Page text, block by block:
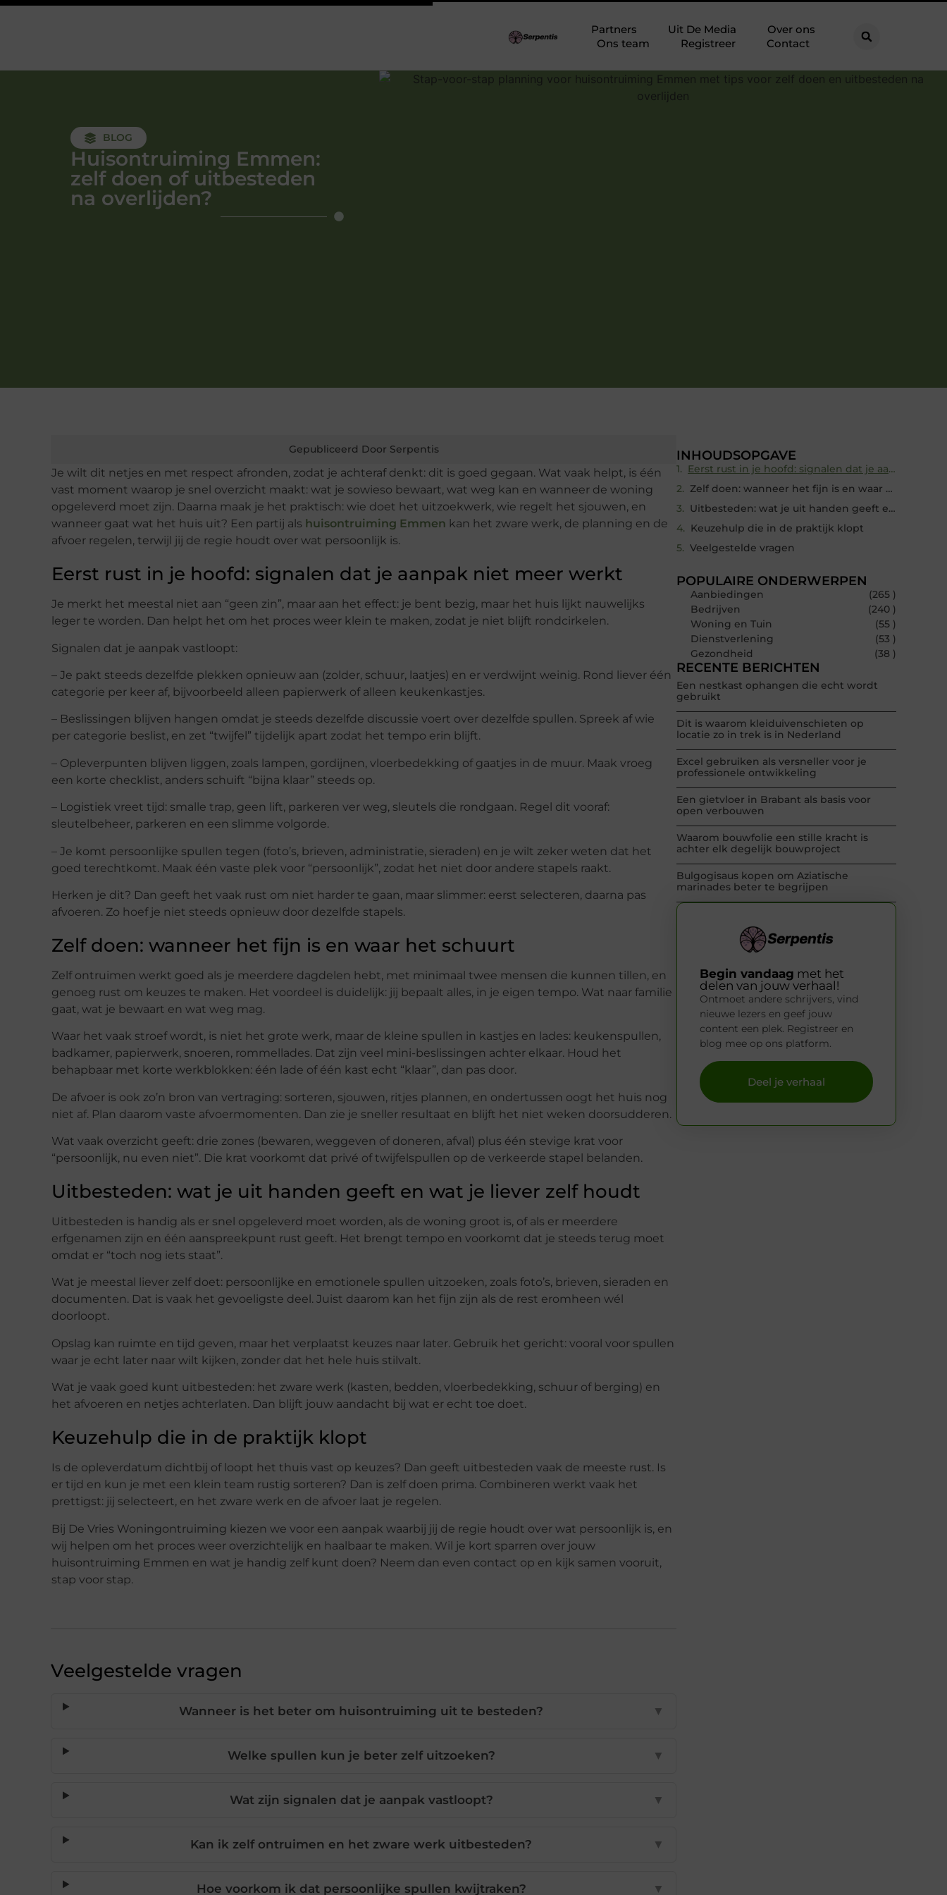
Partners Uit De Media
Over ons
Ons team
Registreer Contact
BLOG
Huisontruiming Emmen:
zelf doen of uitbesteden
na overlijden?
Gepubliceerd Door Serpentis
Je wilt dit netjes en met respect afronden, zodat je achteraf denkt: dit is goed gegaan. Wat vaak helpt, is één
vast moment waarop je snel overzicht maakt: wat je sowieso bewaart, wat weg kan en wanneer de woning
opgeleverd moet zijn. Daarna maak je het praktisch: wie doet het uitzoekwerk, wie regelt het sjouwen, en
wanneer gaat wat het huis uit? Een partij als huisontruiming Emmen kan het zware werk, de planning en de
afvoer regelen, terwijl jij de regie houdt over wat persoonlijk is.
Eerst rust in je hoofd: signalen dat je aanpak niet meer werkt
Je merkt het meestal niet aan “geen zin”, maar aan het effect: je bent bezig, maar het huis lijkt nauwelijks
leger te worden. Dan helpt het om het proces weer klein te maken, zodat je niet blijft rondcirkelen.
Signalen dat je aanpak vastloopt:
– Je pakt steeds dezelfde plekken opnieuw aan (zolder, schuur, laatjes) en er verdwijnt weinig. Rond liever één
categorie per keer af, bijvoorbeeld alleen papierwerk of alleen keukenkastjes.
– Beslissingen blijven hangen omdat je steeds dezelfde discussie voert over dezelfde spullen. Spreek af wie
per categorie beslist, en zet “twijfel” tijdelijk apart zodat het tempo erin blijft.
– Opleverpunten blijven liggen, zoals lampen, gordijnen, vloerbedekking of gaatjes in de muur. Maak vroeg
een korte checklist, anders schuift “bijna klaar” steeds op.
– Logistiek vreet tijd: smalle trap, geen lift, parkeren ver weg, sleutels die rondgaan. Regel dit vooraf:
sleutelbeheer, parkeren en een slimme volgorde.
– Je komt persoonlijke spullen tegen (foto’s, brieven, administratie, sieraden) en je wilt zeker weten dat het
goed terechtkomt. Maak één vaste plek voor “persoonlijk”, zodat het niet door andere stapels raakt.
Herken je dit? Dan geeft het vaak rust om niet harder te gaan, maar slimmer: eerst selecteren, daarna pas
afvoeren. Zo hoef je niet steeds opnieuw door dezelfde stapels.
Zelf doen: wanneer het fijn is en waar het schuurt
Zelf ontruimen werkt goed als je meerdere dagdelen hebt, met minimaal twee mensen die kunnen tillen, en
genoeg rust om keuzes te maken. Het voordeel is duidelijk: jij bepaalt alles, in je eigen tempo. Wat naar familie
gaat, wat je bewaart en wat weg mag.
Waar het vaak stroef wordt, is niet het grote werk, maar de kleine spullen in kastjes en lades: keukenspullen,
badkamer, papierwerk, snoeren, rommellades. Dat zijn veel mini-beslissingen achter elkaar. Houd het
behapbaar met korte werkblokken: één lade of één kast echt “klaar”, dan pas door.
De afvoer is ook zo’n bron van vertraging: sorteren, sjouwen, ritjes plannen, en ondertussen oogt het huis nog
niet af. Plan daarom vaste afvoermomenten. Dan zie je sneller resultaat en blijft het niet weken doorsudderen.
Wat vaak overzicht geeft: drie zones (bewaren, weggeven of doneren, afval) plus één stevige krat voor
“persoonlijk, nu even niet”. Die krat voorkomt dat privé of twijfelspullen op de verkeerde stapel belanden.
Uitbesteden: wat je uit handen geeft en wat je liever zelf houdt
Uitbesteden is handig als er snel opgeleverd moet worden, als de woning groot is, of als er meerdere
erfgenamen zijn en één aanspreekpunt rust geeft. Het brengt tempo en voorkomt dat je steeds terug moet
omdat er “toch nog iets staat”.
Wat je meestal liever zelf doet: persoonlijke en emotionele spullen uitzoeken, zoals foto’s, brieven, sieraden en
documenten. Dat is vaak het gevoeligste deel. Juist daarom kan het fijn zijn als de rest eromheen wél
doorloopt.
Opslag kan ruimte en tijd geven, maar het verplaatst keuzes naar later. Gebruik het gericht: vooral voor spullen
waar je echt later naar wilt kijken, zonder dat het hele huis stilvalt.
Wat je vaak goed kunt uitbesteden: het zware werk (kasten, bedden, vloerbedekking, schuur of berging) en
het afvoeren en netjes achterlaten. Dan blijft jouw aandacht bij wat er echt toe doet.
Keuzehulp die in de praktijk klopt
Is de opleverdatum dichtbij of loopt het thuis vast op keuzes? Dan geeft uitbesteden vaak de meeste rust. Is
er tijd en kun je met een klein team rustig sorteren? Dan is zelf doen prima. Combineren werkt vaak het
prettigst: jij selecteert, en het zware werk en de afvoer laat je regelen.
Bij De Vries Woningontruiming kiezen we voor een aanpak waarbij jij de regie houdt over wat persoonlijk is, en
wij helpen om het proces weer overzichtelijk en haalbaar te maken. Wil je kort sparren over jouw
huisontruiming Emmen en wat je handig zelf kunt doen? Neem dan even contact op en kijk samen vooruit,
stap voor stap.
Veelgestelde vragen
Wanneer is het beter om huisontruiming uit te besteden? ▼
Welke spullen kun je beter zelf uitzoeken? ▼
Wat zijn signalen dat je aanpak vastloopt? ▼
Kan ik zelf ontruimen en het zware werk uitbesteden? ▼
Hoe voorkom ik dat persoonlijke spullen kwijtraken? ▼
INHOUDSOPGAVE
Eerst rust in je hoofd: signalen dat je aanpak niet meer werkt
Zelf doen: wanneer het fijn is en waar het schuurt
Uitbesteden: wat je uit handen geeft en wat je liever zelf houdt
Keuzehulp die in de praktijk klopt
Veelgestelde vragen
POPULAIRE ONDERWERPEN
Aanbiedingen
(265 )
Bedrijven
(240 )
Woning en Tuin
(55 )
Dienstverlening
(53 )
Gezondheid
(38 )
RECENTE BERICHTEN
Een nestkast ophangen die echt wordt
gebruikt
Dit is waarom kleiduivenschieten op
locatie zo in trek is in Nederland
Excel gebruiken als versneller voor je
professionele ontwikkeling
Een gietvloer in Brabant als basis voor
open verbouwen
Waarom bouwfolie een stille kracht is
achter elk degelijk bouwproject
Bulgogisaus kopen om Aziatische
marinades beter te begrijpen
Begin vandaag met het
delen van jouw verhaal!
Ontmoet andere schrijvers, vind
nieuwe lezers en geef jouw
content een plek. Registreer en
blog mee op ons platform.
Deel je verhaal